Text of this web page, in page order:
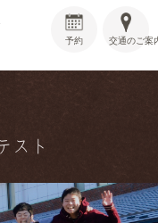
交通のご案
予約
スト